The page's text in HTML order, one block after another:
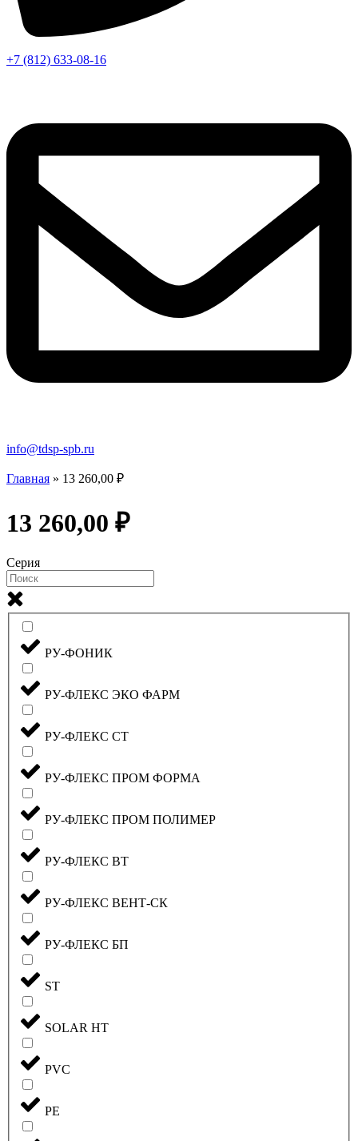
+7 (812) 633-08-16
info@tdsp-spb.ru
Главная » 13 260,00 ₽
13 260,00 ₽
Серия
РУ-ФОНИК
РУ-ФЛЕКС ЭКО ФАРМ
РУ-ФЛЕКС СТ
РУ-ФЛЕКС ПРОМ ФОРМА
РУ-ФЛЕКС ПРОМ ПОЛИМЕР
РУ-ФЛЕКС ВТ
РУ-ФЛЕКС ВЕНТ-СК
РУ-ФЛЕКС БП
ST
SOLAR HT
PVC
PE